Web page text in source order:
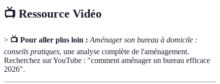
📺 Ressource Vidéo
> 📺 Pour aller plus loin : Aménager son bureau à domicile :
conseils pratiques, une analyse complète de l'aménagement.
Recherchez sur YouTube : "comment aménager un bureau efficace
2026".